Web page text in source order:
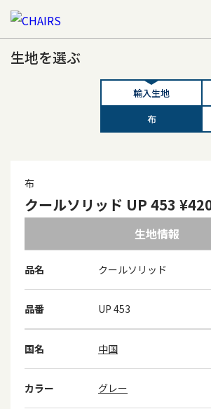
生地を選ぶ
輸入生地
布
布
クールソリッド UP 453
生地情報
品名 クールソリッド
品番 UP 453
国名 中国
カラー グレー